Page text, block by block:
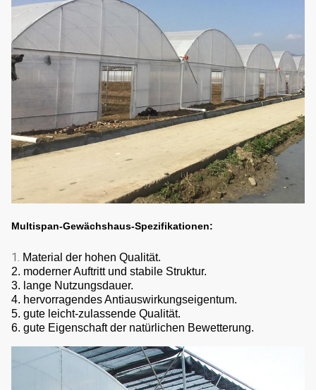
Multispan-Gewächshaus-Spezifikationen:
1. Material der hohen Qualität.
2. moderner Auftritt und stabile Struktur.
3. lange Nutzungsdauer.
4. hervorragendes Antiauswirkungseigentum.
5. gute leicht-zulassende Qualität.
6. gute Eigenschaft der natürlichen Bewetterung.